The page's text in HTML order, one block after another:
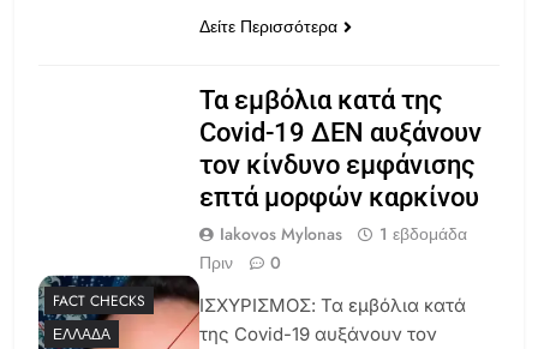
Δείτε Περισσότερα
FACT CHECKS
ΕΛΛΆΔΑ
Τα εμβόλια κατά της
Covid-19 ΔΕΝ αυξάνουν
τον κίνδυνο εμφάνισης
επτά μορφών καρκίνου
Iakovos Mylonas
1 εβδομάδα
Πριν
0
ΙΣΧΥΡΙΣΜΟΣ: Τα εμβόλια κατά
της Covid-19 αυξάνουν τον